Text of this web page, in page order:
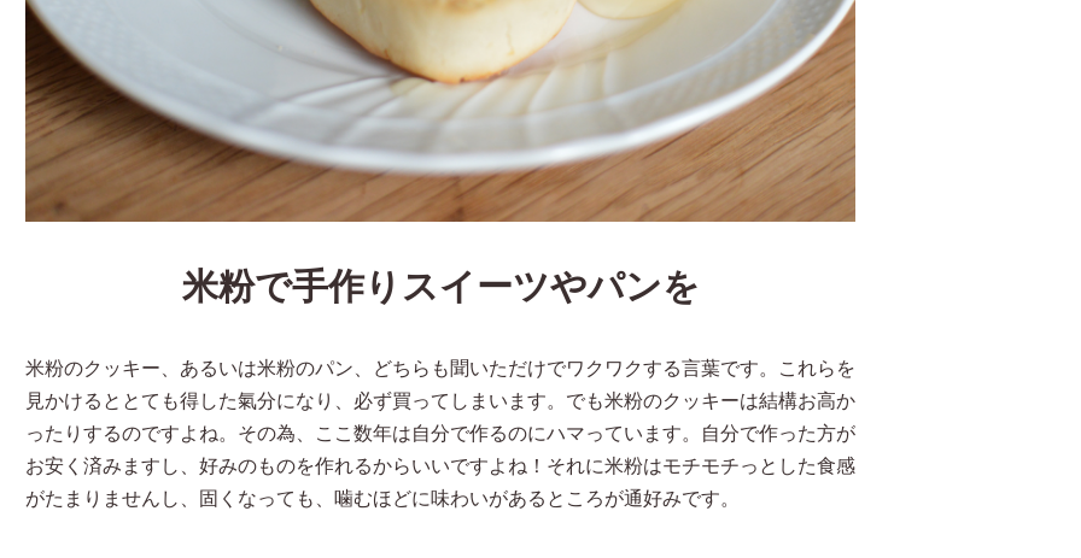
米粉で手作りスイーツやパンを
米粉のクッキー、あるいは米粉のパン、どちらも聞いただけでワクワクする言葉です。これらを
見かけるととても得した氣分になり、必ず買ってしまいます。でも米粉のクッキーは結構お高か
ったりするのですよね。その為、ここ数年は自分で作るのにハマっています。自分で作った方が
お安く済みますし、好みのものを作れるからいいですよね！それに米粉はモチモチっとした食感
がたまりませんし、固くなっても、噛むほどに味わいがあるところが通好みです。